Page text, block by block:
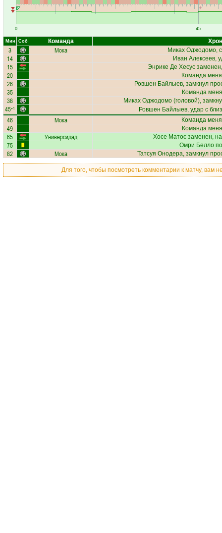
0 45
Мин Соб Команда
3 Мока Миках Оджодомо,
14 Иван Алексеев,
15 Энрике Де Хесус
20 Команда
26 Ровшен Байлыев, замкнул
35 Команда
38 Миках Оджодомо(головой),
45+1 Ровшен Байлыев, удар с
46 Мока Команда
49 Команда
65 Универсидад Хосе Матос заменен,
75 Омри Белло
82 Мока Татсуя Онодера, замкнул
Для того, чтобы посмотреть комментарии к матчу, вам